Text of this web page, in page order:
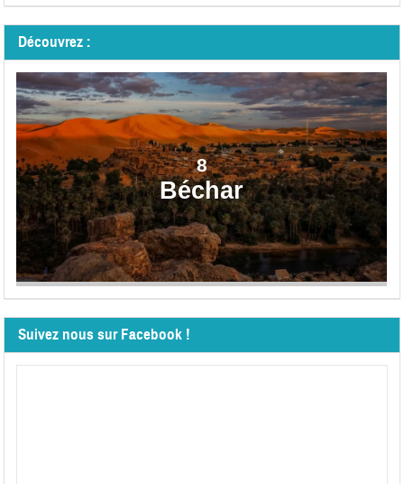
Découvrez :
8
Béchar
Suivez nous sur Facebook !